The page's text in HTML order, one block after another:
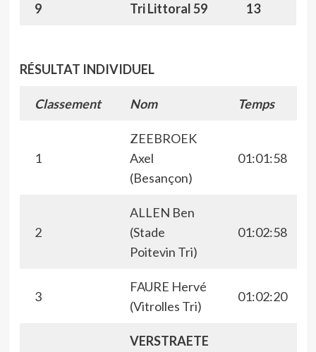
9 Tri Littoral 59 13
RÉSULTAT INDIVIDUEL
Classement Nom Temps
1
ZEEBROEK
Axel
(Besançon)
01:01:58
2
ALLEN Ben
(Stade
Poitevin Tri)
01:02:58
3
FAURE Hervé
(Vitrolles Tri)
01:02:20
VERSTRAETE